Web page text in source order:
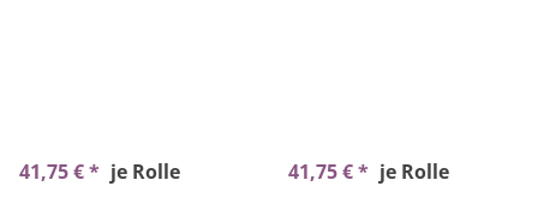
41,75 € * je Rolle 41,75 € * je Rolle